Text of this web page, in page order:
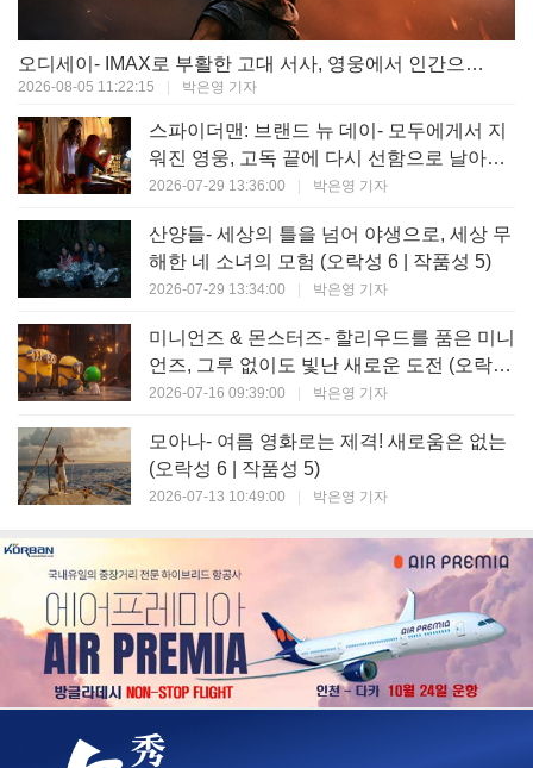
오디세이- IMAX로 부활한 고대 서사, 영웅에서 인간으로의 귀환 (오락성 9 | 작품성 9)
2026-08-05 11:22:15 박은영 기자
스파이더맨: 브랜드 뉴 데이- 모두에게서 지
워진 영웅, 고독 끝에 다시 선함으로 날아오
르다 (오락성 8 | 작품성 8)
2026-07-29 13:36:00 박은영 기자
산양들- 세상의 틀을 넘어 야생으로, 세상 무
해한 네 소녀의 모험 (오락성 6 | 작품성 5)
2026-07-29 13:34:00 박은영 기자
미니언즈 & 몬스터즈- 할리우드를 품은 미니
언즈, 그루 없이도 빛난 새로운 도전 (오락성
7 | 작품성 6)
2026-07-16 09:39:00 박은영 기자
모아나- 여름 영화로는 제격! 새로움은 없는
(오락성 6 | 작품성 5)
2026-07-13 10:49:00 박은영 기자